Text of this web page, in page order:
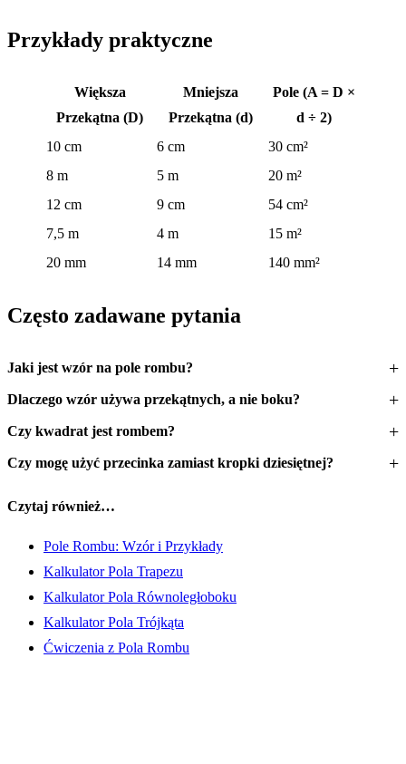
Przykłady praktyczne
Większa
Przekątna (D)
Mniejsza
Przekątna (d)
Pole (A = D ×
d ÷ 2)
10 cm
6 cm
30 cm²
8 m
5 m
20 m²
12 cm
9 cm
54 cm²
7,5 m
4 m
15 m²
20 mm
14 mm 140 mm²
Często zadawane pytania
Jaki jest wzór na pole rombu?
Dlaczego wzór używa przekątnych, a nie boku?
Czy kwadrat jest rombem?
Czy mogę użyć przecinka zamiast kropki dziesiętnej?
Czytaj również…
Pole Rombu: Wzór i Przykłady
Kalkulator Pola Trapezu
Kalkulator Pola Równoległoboku
Kalkulator Pola Trójkąta
Ćwiczenia z Pola Rombu